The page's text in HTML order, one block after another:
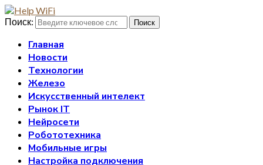
Поиск: Поиск
Главная
Новости
Технологии
Железо
Искусственный интелект
Рынок IT
Нейросети
Робототехника
Мобильные игры
Настройка подключения